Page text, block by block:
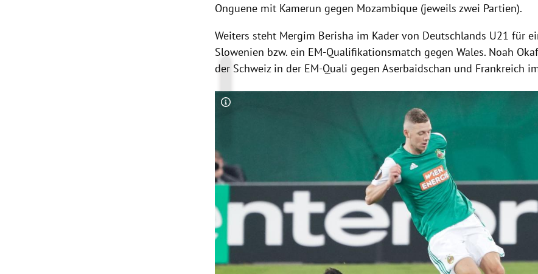
Onguene mit Kamerun gegen Mozambique (jeweils zwei Partien).
Weiters steht Mergim Berisha im Kader von Deutschlands U21 für
Slowenien bzw. ein EM-Qualifikationsmatch gegen Wales. Noah
der Schweiz in der EM-Quali gegen Aserbaidschan und Frankreich
Copyright-Hinweis öffnen/schließen